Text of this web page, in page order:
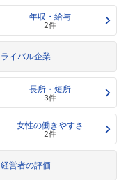
年収・給与
2件
ライバル企業
長所・短所
3件
女性の働きやすさ
2件
経営者の評価